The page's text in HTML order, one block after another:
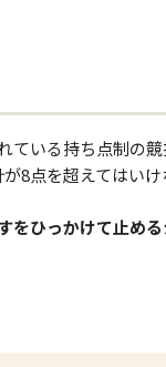
ている持ち点制の
8点を超えてはいけ
をひっかけて止める